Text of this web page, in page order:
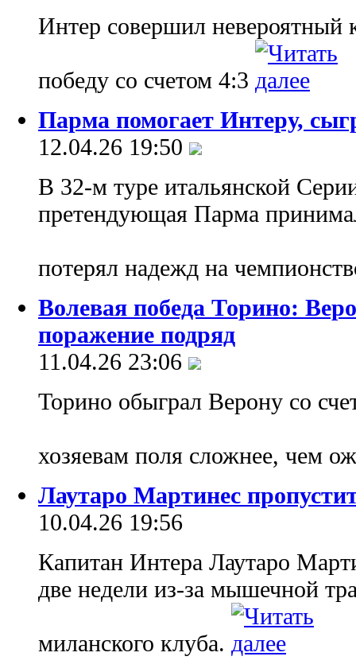
Интер совершил невероятный
победу со счетом 4:3
Парма помогает Интеру,
12.04.26 19:50
В 32-м туре итальянской
претендующая Парма
потерял надежд на
Волевая победа Торино:
поражение подряд
11.04.26 23:06
Торино обыграл Верону со
хозяевам поля сложнее, чем
Лаутаро Мартинес
10.04.26 19:56
Капитан Интера Лаутаро
две недели из-за мышечной
миланского клуба.